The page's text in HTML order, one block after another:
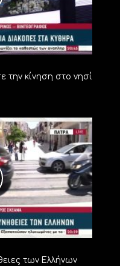
την κίνηση στο νησί
των Ελλήνων